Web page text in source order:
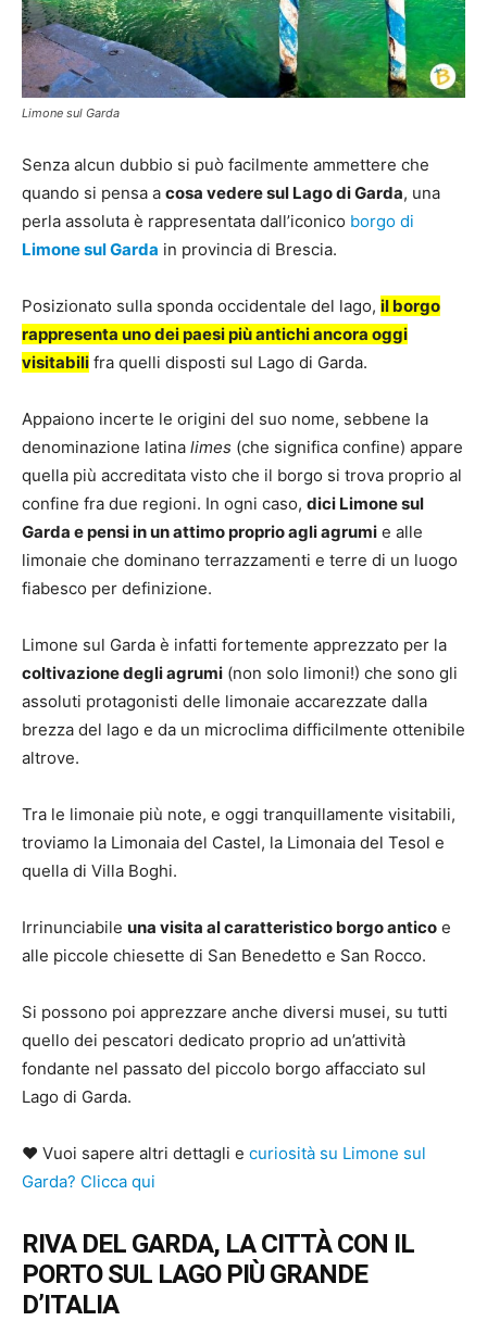
Limone sul Garda
Senza alcun dubbio si può facilmente ammettere che
quando si pensa a cosa vedere sul Lago di Garda, una
perla assoluta è rappresentata dall’iconico borgo di
Limone sul Garda in provincia di Brescia.
Posizionato sulla sponda occidentale del lago, il borgo
rappresenta uno dei paesi più antichi ancora oggi
visitabili fra quelli disposti sul Lago di Garda.
Appaiono incerte le origini del suo nome, sebbene la
denominazione latina limes (che significa confine) appare
quella più accreditata visto che il borgo si trova proprio al
confine fra due regioni. In ogni caso, dici Limone sul
Garda e pensi in un attimo proprio agli agrumi e alle
limonaie che dominano terrazzamenti e terre di un luogo
fiabesco per definizione.
Limone sul Garda è infatti fortemente apprezzato per la
coltivazione degli agrumi (non solo limoni!) che sono gli
assoluti protagonisti delle limonaie accarezzate dalla
brezza del lago e da un microclima difficilmente ottenibile
altrove.
Tra le limonaie più note, e oggi tranquillamente visitabili,
troviamo la Limonaia del Castel, la Limonaia del Tesol e
quella di Villa Boghi.
Irrinunciabile una visita al caratteristico borgo antico e
alle piccole chiesette di San Benedetto e San Rocco.
Si possono poi apprezzare anche diversi musei, su tutti
quello dei pescatori dedicato proprio ad un’attività
fondante nel passato del piccolo borgo affacciato sul
Lago di Garda.
♥ Vuoi sapere altri dettagli e curiosità su Limone sul
Garda? Clicca qui
RIVA DEL GARDA, LA CITTÀ CON IL
PORTO SUL LAGO PIÙ GRANDE
D’ITALIA